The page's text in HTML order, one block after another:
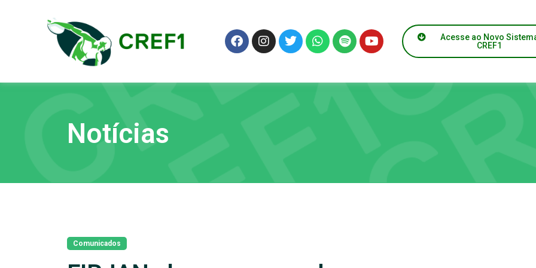
Acesse ao Novo
CREF1
Notícias
Comunicados